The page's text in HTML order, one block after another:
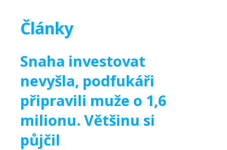
Články
Snaha investovat
nevyšla, podfukáři
připravili muže o 1,6
milionu. Většinu si
půjčil